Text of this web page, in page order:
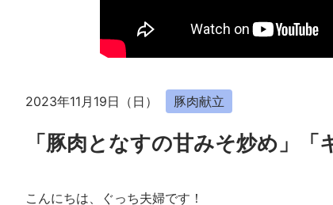
2023年11月19日（日） 豚肉献立
「豚肉となすの甘みそ炒め」
こんにちは、ぐっち夫婦です！